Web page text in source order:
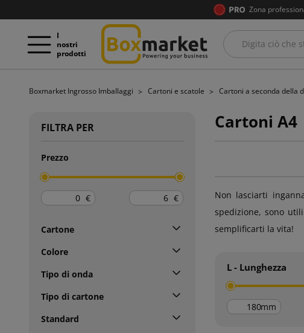
Zona
I
nostri
prodotti
Boxmarket Ingrosso Imballaggi Cartoni e scatole Cartoni a seconda della
FILTRA PER
Prezzo
€ €
Cartone
Colore
Tipo di onda
Tipo di cartone
Standard
Cartoni A4
Non lasciarti
spedizione, sono
semplificarti la vita!
L - Lunghezza
mm